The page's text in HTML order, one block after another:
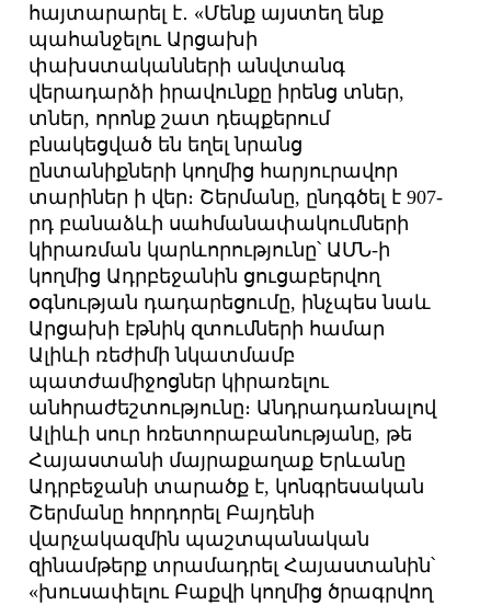
հայտարարել է․ «Մենք այստեղ ենք
պահանջելու Արցախի
փախստականների անվտանգ
վերադարձի իրավունքը իրենց տներ,
տներ, որոնք շատ դեպքերում
բնակեցված են եղել նրանց
ընտանիքների կողմից հարյուրավոր
տարիներ ի վեր։ Շերմանը, ընդգծել է 907-
րդ բանաձևի սահմանափակումների
կիրառման կարևորությունը՝ ԱՄՆ-ի
կողմից Ադրբեջանին ցուցաբերվող
օգնության դադարեցումը, ինչպես նաև
Արցախի էթնիկ զտումների համար
Ալիևի ռեժիմի նկատմամբ
պատժամիջոցներ կիրառելու
անհրաժեշտությունը։ Անդրադառնալով
Ալիևի սուր հռետորաբանությանը, թե
Հայաստանի մայրաքաղաք Երևանը
Ադրբեջանի տարածք է, կոնգրեսական
Շերմանը հորդորել Բայդենի
վարչակազմին պաշտպանական
զինամթերք տրամադրել Հայաստանին՝
«խուսափելու Բաքվի կողմից ծրագրվող